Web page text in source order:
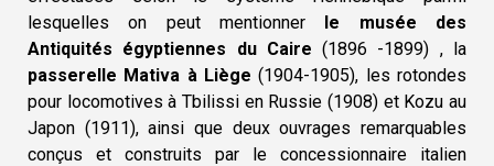
lesquelles on peut mentionner le musée des
Antiquités égyptiennes du Caire (1896 -1899) , la
passerelle Mativa à Liège (1904-1905), les rotondes
pour locomotives à Tbilissi en Russie (1908) et Kozu au
Japon (1911), ainsi que deux ouvrages remarquables
conçus et construits par le concessionnaire italien